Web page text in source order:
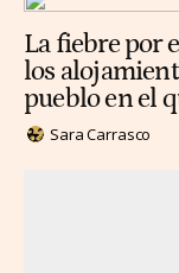
La fiebre por
los
pueblo en el
Sara Carrasco